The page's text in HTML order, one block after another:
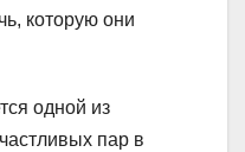
которую они
одной из
пар в